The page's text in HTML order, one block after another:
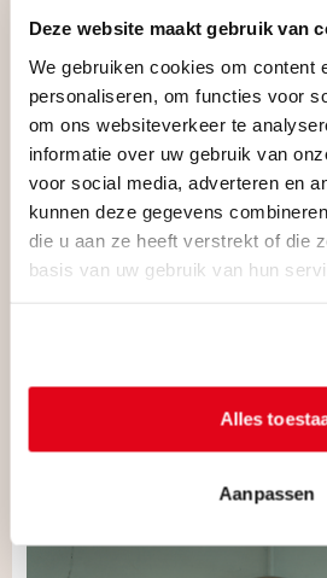
Deze website maakt gebruik van
We gebruiken cookies om content
personaliseren, om functies voor
om ons websiteverkeer te
informatie over uw gebruik van
voor social media, adverteren en
kunnen deze gegevens
die u aan ze heeft verstrekt of die
basis van uw gebruik van hun
Alles
Aanpassen